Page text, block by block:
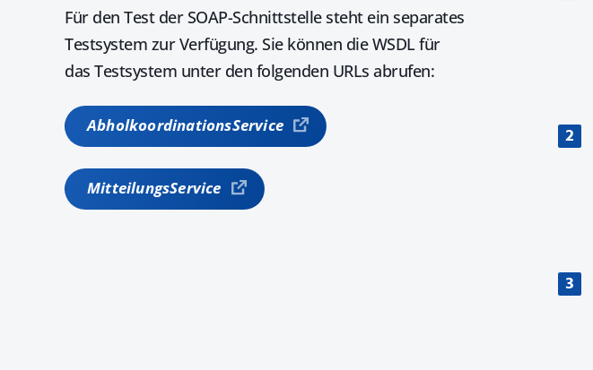
Für den Test der SOAP-Schnittstelle steht ein separates
Testsystem zur Verfügung. Sie können die WSDL für
das Testsystem unter den folgenden URLs abrufen:
AbholkoordinationsService
MitteilungsService